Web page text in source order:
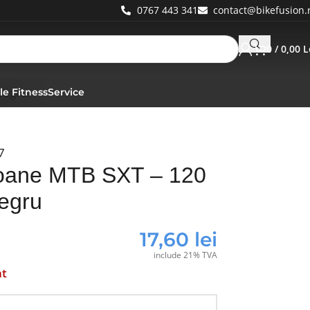
0767 443 341
0 / 0,00
FitnessService
MTB SXT – 120
17,60 lei
include 21% TVA